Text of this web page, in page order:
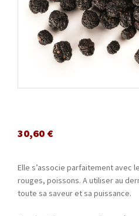
30,60 €
Elle s’associe parfaitement avec
rouges, poissons. A utiliser au
toute sa saveur et sa puissance.